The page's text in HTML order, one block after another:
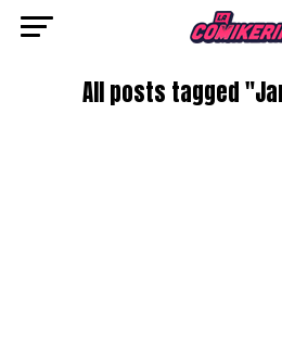
All posts tagged